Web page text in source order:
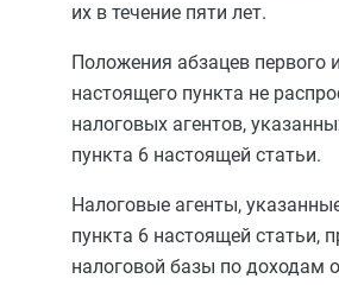
их в течение пяти лет.
Положения абзацев первого и
настоящего пункта не
налоговых агентов,
пункта 6 настоящей статьи.
Налоговые агенты,
пункта 6 настоящей статьи,
налоговой базы по доходам